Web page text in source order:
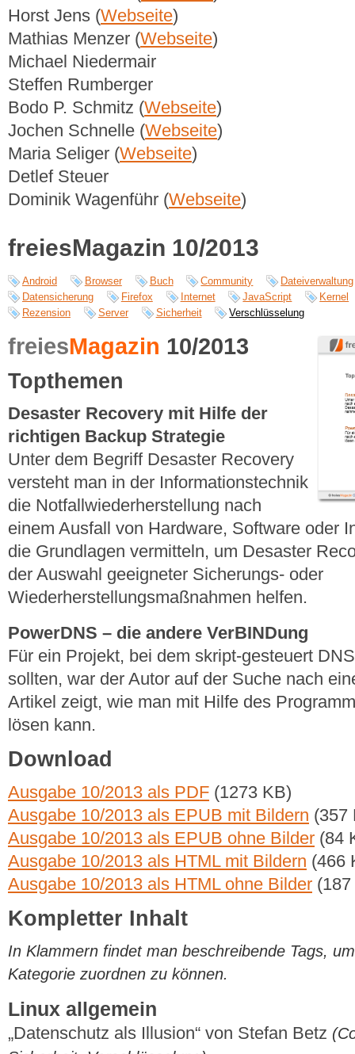
Horst Jens (Webseite)
Mathias Menzer (Webseite)
Michael Niedermair
Steffen Rumberger
Bodo P. Schmitz (Webseite)
Jochen Schnelle (Webseite)
Maria Seliger (Webseite)
Detlef Steuer
Dominik Wagenführ (Webseite)
freiesMagazin 10/2013
Android Browser Buch Community
Dateiverwaltung
Datensicherung
Firefox Internet JavaScript
Kernel
Rezension
Server Sicherheit Verschlüsselung
freiesMagazin 10/2013
Topthemen
Desaster Recovery mit Hilfe der
richtigen Backup Strategie
Unter dem Begriff Desaster Recovery
versteht man in der Informationstechnik
die Notfallwiederherstellung nach
einem Ausfall von Hardware, Software oder
die Grundlagen vermitteln, um Desaster
der Auswahl geeigneter Sicherungs- oder
Wiederherstellungsmaßnahmen helfen.
PowerDNS – die andere VerBINDung
Für ein Projekt, bei dem skript-gesteuert
sollten, war der Autor auf der Suche nach
Artikel zeigt, wie man mit Hilfe des
lösen kann.
Download
Ausgabe 10/2013 als PDF (1273 KB)
Ausgabe 10/2013 als EPUB mit Bildern (357
Ausgabe 10/2013 als EPUB ohne Bilder (84
Ausgabe 10/2013 als HTML mit Bildern (466
Ausgabe 10/2013 als HTML ohne Bilder
Kompletter Inhalt
In Klammern findet man beschreibende Tags,
Kategorie zuordnen zu können.
Linux allgemein
„Datenschutz als Illusion“ von Stefan Betz